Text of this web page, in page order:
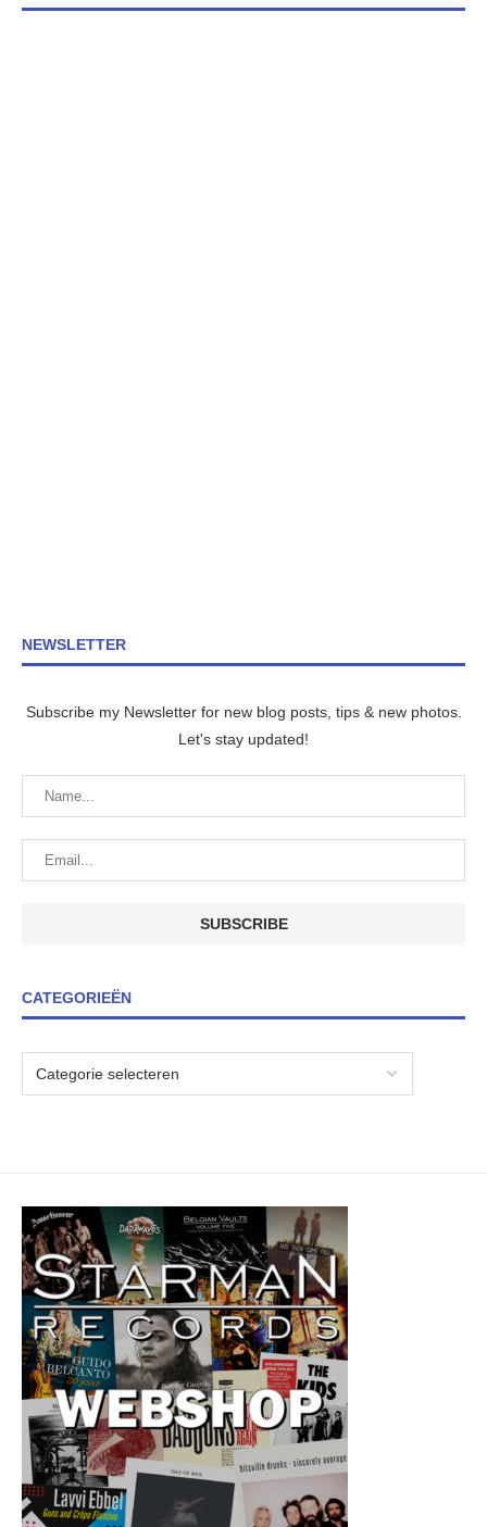
NEWSLETTER
Subscribe my Newsletter for new blog posts, tips & new photos.
Let's stay updated!
CATEGORIEËN